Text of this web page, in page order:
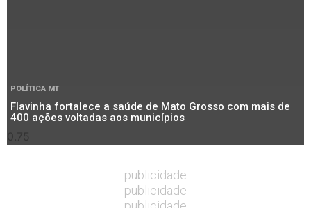
POLÍTICA MT
Flavinha fortalece a saúde de Mato Grosso com mais de
400 ações voltadas aos municípios
publicidade
publicidade